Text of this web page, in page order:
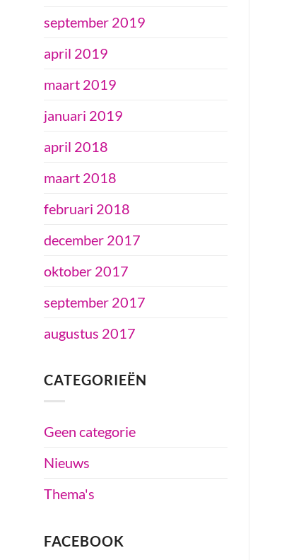
september 2019
april 2019
maart 2019
januari 2019
april 2018
maart 2018
februari 2018
december 2017
oktober 2017
september 2017
augustus 2017
CATEGORIEËN
Geen categorie
Nieuws
Thema's
FACEBOOK